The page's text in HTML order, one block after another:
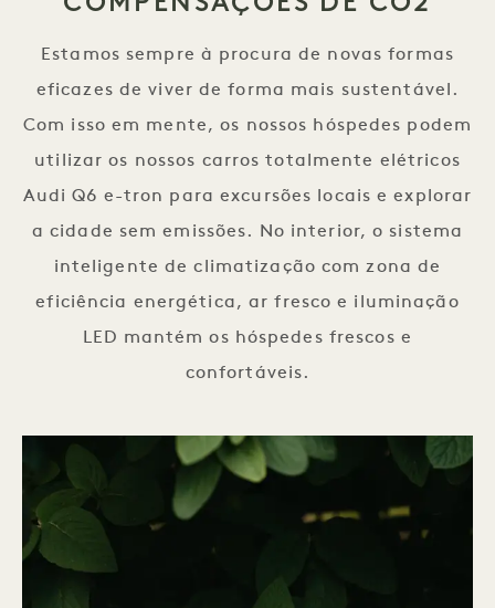
Estamos sempre à procura de novas formas
eficazes de viver de forma mais sustentável.
Com isso em mente, os nossos hóspedes podem
utilizar os nossos carros totalmente elétricos
Audi Q6 e-tron para excursões locais e explorar
a cidade sem emissões. No interior, o sistema
inteligente de climatização com zona de
eficiência energética, ar fresco e iluminação
LED mantém os hóspedes frescos e
confortáveis.